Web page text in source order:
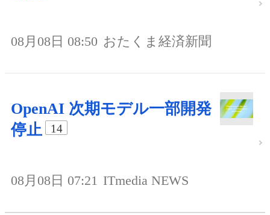
08月08日 08:50 おたくま経済新聞
OpenAI 次期モデル一部開発
停止
14
08月08日 07:21 ITmedia NEWS